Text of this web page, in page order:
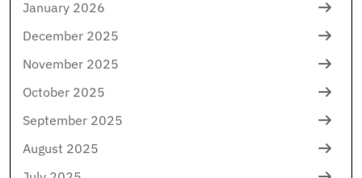
January 2026
December 2025
November 2025
October 2025
September 2025
August 2025